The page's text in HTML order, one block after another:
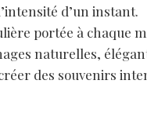
d’un instant.
portée à chaque
naturelles,
des souvenirs